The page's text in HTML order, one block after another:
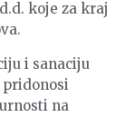
koje za kraj
i sanaciju
pridonosi
na